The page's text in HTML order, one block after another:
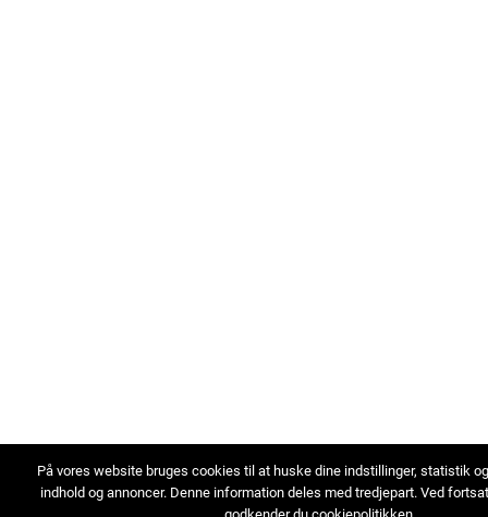
På vores website bruges cookies til at huske dine indstillinger, statistik
indhold og annoncer. Denne information deles med tredjepart. Ved